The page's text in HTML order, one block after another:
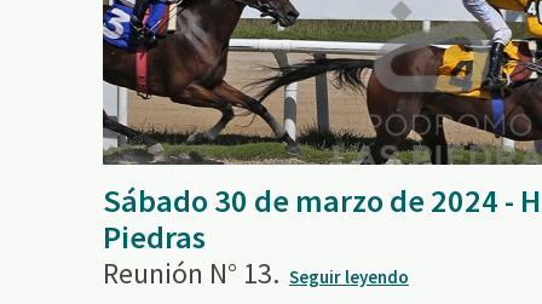
Sábado 30 de marzo de 2024 -
Piedras
Reunión N° 13. Seguir leyendo